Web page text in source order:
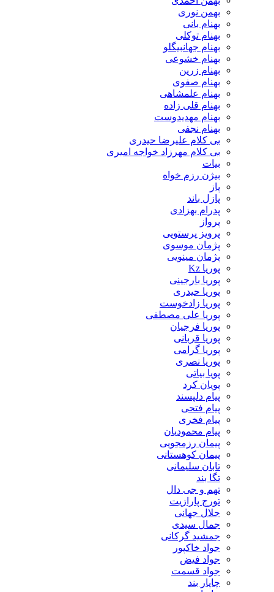
بهمن نوری
بهنام بانی
بهنام توکلی
بهنام جهانبیگلو
بهنام خشوعی
بهنام زرین
بهنام صفوی
بهنام علمشاهی
بهنام قلی زاده
بهنام مهدیدوست
بهنام نجفی
بی کلام علیرضا حیدری
بی کلام مهرزاد خواجه امیری
بیات
بیژن رزم خواه
پاز
پازل باند
پدرام بهزادی
پرواز
پرویز پرستویی
پژمان موسوی
پژمان مینویی
پوریا Kz
پوریا بارجینی
پوریا حیدری
پوریا زادخوست
پوریا علی مصطفی
پوریا فرجیان
پوریا قربانی
پوریا گرامی
پوریا نصری
پویا بیاتی
پویان کرد
پیام دلپسند
پیام فتحی
پیام فخری
پیام محمودیان
پیمان رزمجویی
پیمان کوهستانی
تابان سلیمانی
تگا بند
تهم و جی دال
تورج پارازیت
جلال جهانی
جمال سیدی
جمشید گرکانی
جواد خاکپور
جواد فیض
جواد قسمت
چاپار بند